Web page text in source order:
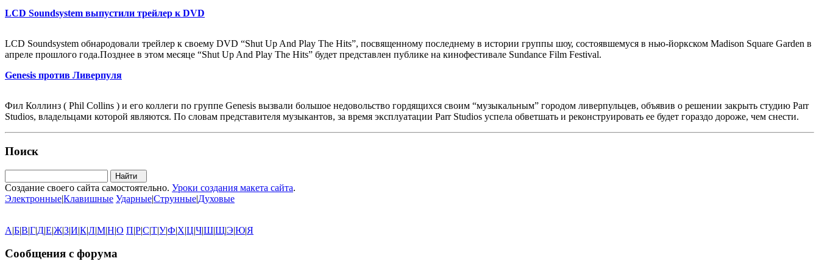
LCD Soundsystem выпустили трейлер к DVD
LCD Soundsystem обнародовали трейлер к своему DVD “Shut Up And Play The Hits”, посвященному последнему в истории группы шоу, состоявшемуся в нью-йоркском Madison Square Garden в
апреле прошлого года.Позднее в этом месяце “Shut Up And Play The Hits” будет представлен публике на кинофестивале Sundance Film Festival.
Genesis против Ливерпуля
Фил Коллинз ( Phil Collins ) и его коллеги по группе Genesis вызвали большое недовольство гордящихся своим “музыкальным” городом ливерпульцев, объявив о решении закрыть студию Parr
Studios, владельцами которой являются. По словам представителя музыкантов, за время эксплуатации Parr Studios успела обветшать и реконструировать ее будет гораздо дороже, чем снести.
Поиск
Создание своего сайта самостоятельно. Уроки создания макета сайта.
Электронные|Клавишные Ударные|Струнные|Духовые
А|Б|В|Г|Д|Е|Ж|З|И|К|Л|М|Н|О П|Р|С|Т|У|Ф|Х|Ц|Ч|Ш|Щ|Э|Ю|Я
Сообщения с форума